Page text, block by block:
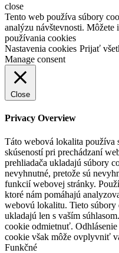
close
Tento web používa súbory
analýzu návštevnosti.
používania cookies
Nastavenia cookies Prijať
Manage consent
Close
Privacy Overview
Táto webová lokalita používa
skúseností pri prechádzaní
prehliadača ukladajú súbory
nevyhnutné, pretože sú
funkcií webovej stránky.
ktoré nám pomáhajú
webovú lokalitu. Tieto súbory
ukladajú len s vaším
cookie odmietnuť.
cookie však môže ovplyvniť
Funkčné